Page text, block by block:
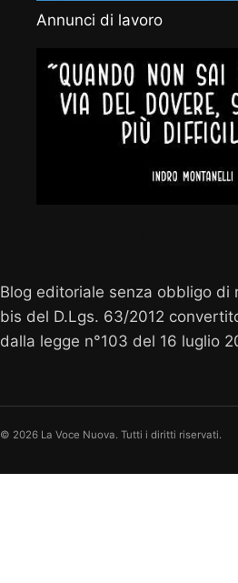
Annunci di lavoro
Blog editoriale senza obbligo di
bis del D.Lgs. 63/2012
dalla legge n°103 del 16 luglio
© 2026 La Voce Nuova. Tutti i diritti riservati.